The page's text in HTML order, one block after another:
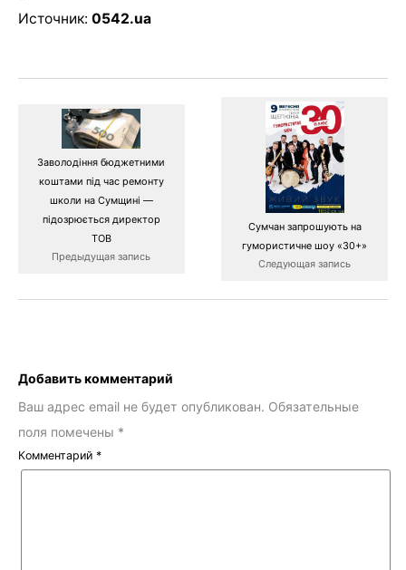
Источник: 0542.ua
Заволодіння бюджетними
коштами під час ремонту
школи на Сумщині —
підозрюється директор
ТОВ
Предыдущая запись
Сумчан запрошують на
гумористичне шоу «30+»
Следующая запись
Добавить комментарий
Ваш адрес email не будет опубликован. Обязательные
поля помечены *
Комментарий *